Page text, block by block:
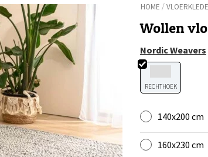
HOME /
Wollen
Nordic Weavers
RECHTHOEK
140x200 cm
160x230 cm